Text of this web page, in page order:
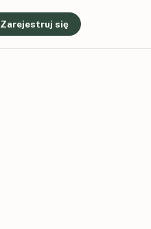
Zarejestruj się